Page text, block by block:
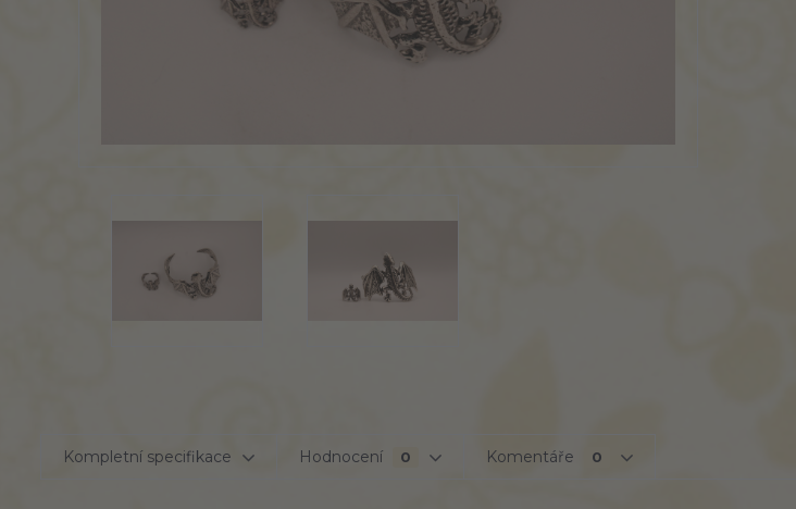
Kompletní specifikace Hodnocení 0 Komentáře 0